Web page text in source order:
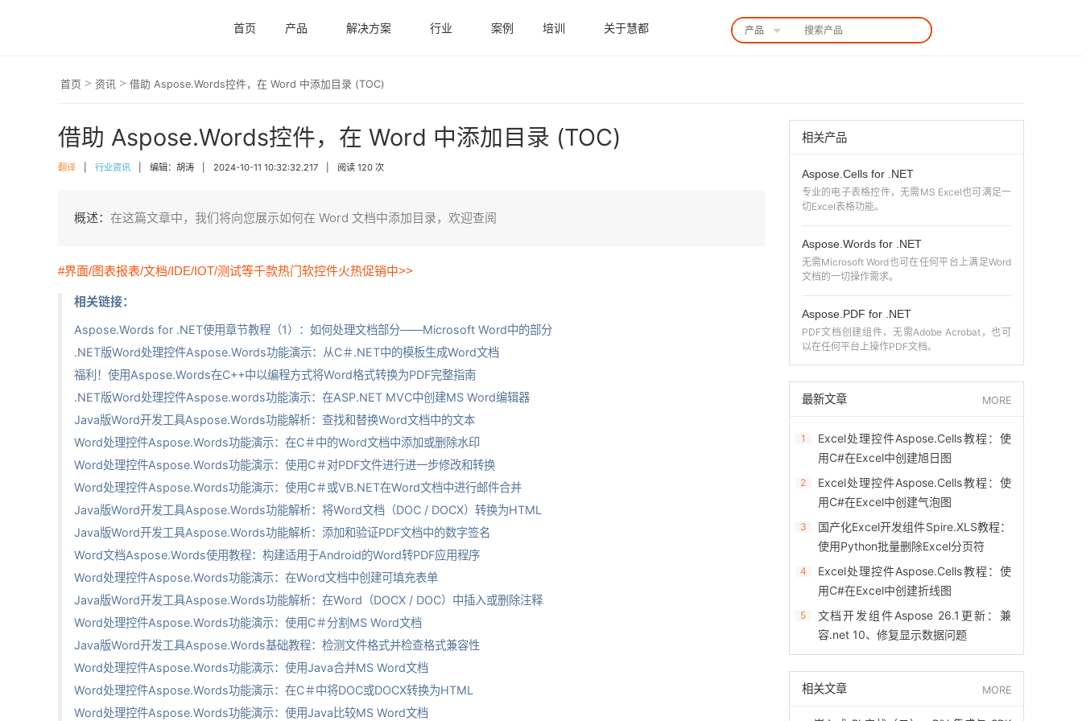
首页 产品 解决方案 行业 案例 培训 关于慧都 产品
首页>资讯 >借助 Aspose.Words控件，在 Word 中添加目录 (TOC)
借助 Aspose.Words控件，在 Word 中添加目录 (TOC)
翻译 行业资讯 编辑：胡涛 2024-10-11 10:32:32.217 阅读 120 次
概述： 在这篇文章中，我们将向您展示如何在 Word 文档中添加目录，欢迎查阅
#界面/图表报表/文档/IDE/IOT/测试等千款热门软控件火热促销中>>
相关链接：
Aspose.Words for .NET使用章节教程（1）：如何处理文档部分——Microsoft Word中的部分
.NET版Word处理控件Aspose.Words功能演示：从C＃.NET中的模板生成Word文档
福利！使用Aspose.Words在C++中以编程方式将Word格式转换为PDF完整指南
.NET版Word处理控件Aspose.words功能演示：在ASP.NET MVC中创建MS Word编辑器
Java版Word开发工具Aspose.Words功能解析：查找和替换Word文档中的文本
Word处理控件Aspose.Words功能演示：在C＃中的Word文档中添加或删除水印
Word处理控件Aspose.Words功能演示：使用C＃对PDF文件进行进一步修改和转换
Word处理控件Aspose.Words功能演示：使用C＃或VB.NET在Word文档中进行邮件合并
Java版Word开发工具Aspose.Words功能解析：将Word文档（DOC / DOCX）转换为HTML
Java版Word开发工具Aspose.Words功能解析：添加和验证PDF文档中的数字签名
Word文档Aspose.Words使用教程：构建适用于Android的Word转PDF应用程序
Word处理控件Aspose.Words功能演示：在Word文档中创建可填充表单
Java版Word开发工具Aspose.Words功能解析：在Word（DOCX / DOC）中插入或删除注释
Word处理控件Aspose.Words功能演示：使用C＃分割MS Word文档
Java版Word开发工具Aspose.Words基础教程：检测文件格式并检查格式兼容性
Word处理控件Aspose.Words功能演示：使用Java合并MS Word文档
Word处理控件Aspose.Words功能演示：在C＃中将DOC或DOCX转换为HTML
Word处理控件Aspose.Words功能演示：使用Java比较MS Word文档
相关产品
Aspose.Cells for .NET
专业的电子表格控件，无需MS Excel也可满足一
切Excel表格功能。
Aspose.Words for .NET
无需Microsoft Word也可在任何平台上满足Word
文档的一切操作需求。
Aspose.PDF for .NET
PDF文档创建组件，无需Adobe Acrobat，也可
以在任何平台上操作PDF文档。
最新文章 MORE
1
Excel处理控件Aspose.Cells教程：使
用C#在Excel中创建旭日图
2
Excel处理控件Aspose.Cells教程：使
用C#在Excel中创建气泡图
3
国产化Excel开发组件Spire.XLS教程：
使用Python批量删除Excel分页符
4
Excel处理控件Aspose.Cells教程：使
用C#在Excel中创建折线图
5
文档开发组件Aspose 26.1更新：兼
容.net 10、修复显示数据问题
相关文章 MORE